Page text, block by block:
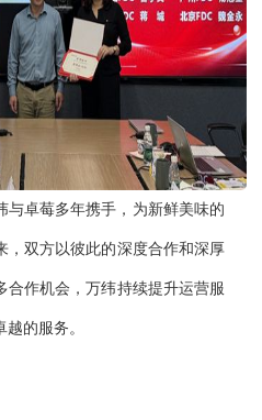
与卓莓多年携手，为新鲜美味的
，双方以彼此的深度合作和深厚
合作机会，万纬持续提升运营服
的服务。